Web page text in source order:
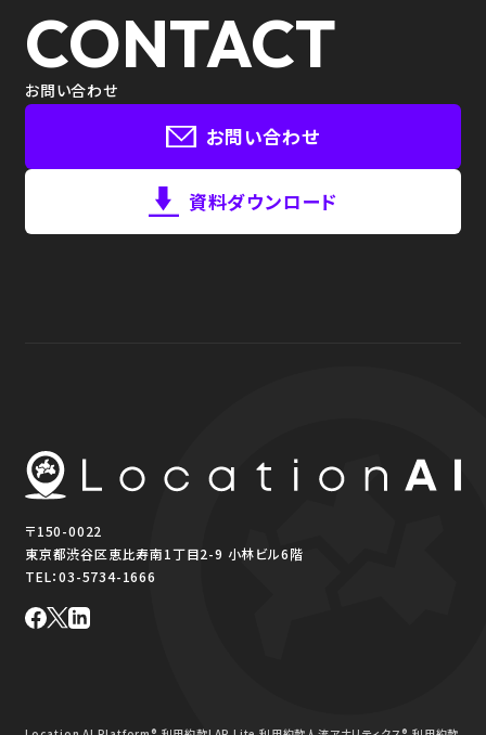
CONTACT
お問い合わせ
お問い合わせ
資料ダウンロード
〒150-0022
東京都渋谷区恵比寿南1丁目2-9 小林ビル6階
TEL：03-5734-1666